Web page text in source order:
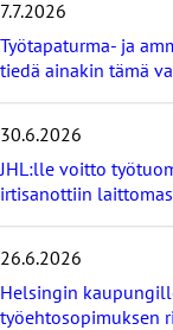
i
e
t
7.7.2026
Työtapaturma- ja
tiedä ainakin tämä
30.6.2026
JHL:lle voitto
irtisanottiin
26.6.2026
Helsingin
työehtosopimuksen